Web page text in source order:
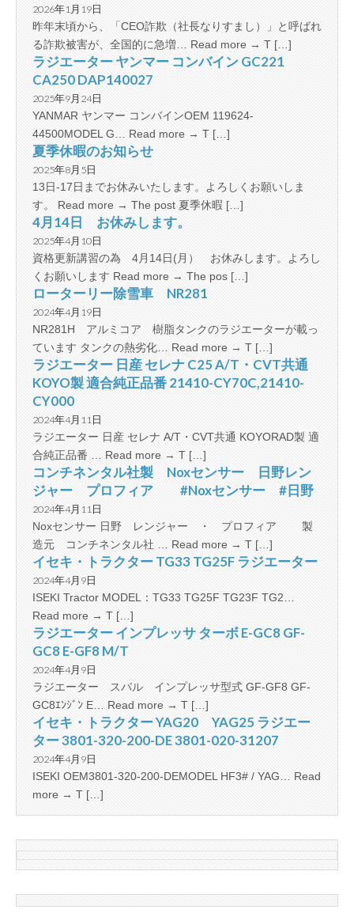
2026年1月19日
昨年末頃から、「CEO詐欺（社長なりすまし）」と呼ばれ
る詐欺被害が、全国的に急増… Read more → T […]
ラジエーター ヤンマー コンバイン GC221
CA250 DAP140027
2025年9月24日
YANMAR ヤンマー コンバインOEM 119624-
44500MODEL G… Read more → T […]
夏季休暇のお知らせ
2025年8月5日
13日-17日までお休みいたします。よろしくお願いしま
す。 Read more → The post 夏季休暇 […]
4月14日 お休みします。
2025年4月10日
資格更新講習の為 4月14日(月） お休みします。よろし
くお願いします Read more → The pos […]
ローターリー除雪車 NR281
2024年4月19日
NR281H アルミコア 樹脂タンクのラジエーターが載っ
ています タンクの熱劣化… Read more → T […]
ラジエーター 日産 セレナ C25 A/T・CVT共通
KOYO製 適合純正品番 21410-CY70C,21410-
CY000
2024年4月11日
ラジエーター 日産 セレナ A/T・CVT共通 KOYORAD製 適
合純正品番 … Read more → T […]
コンチネンタル社製 Noxセンサー 日野レン
ジャー プロフィア #Noxセンサー #日野
2024年4月11日
Noxセンサー 日野 レンジャー ・ プロフィア 製
造元 コンチネンタル社 … Read more → T […]
イセキ・トラクター TG33 TG25F ラジエーター
2024年4月9日
ISEKI Tractor MODEL：TG33 TG25F TG23F TG2…
Read more → T […]
ラジエーター インプレッサ ターボ E-GC8 GF-
GC8 E-GF8 M/T
2024年4月9日
ラジエーター スバル インプレッサ型式 GF-GF8 GF-
GC8ｴﾝｼﾞﾝ E… Read more → T […]
イセキ・トラクター YAG20 YAG25 ラジエー
ター 3801-320-200-DE 3801-020-31207
2024年4月9日
ISEKI OEM3801-320-200-DEMODEL HF3# / YAG… Read
more → T […]